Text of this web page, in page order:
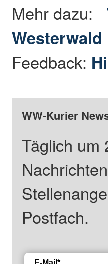
Mehr dazu:
Westerwald
Feedback:
WW-Kurier
Täglich um
Postfach.